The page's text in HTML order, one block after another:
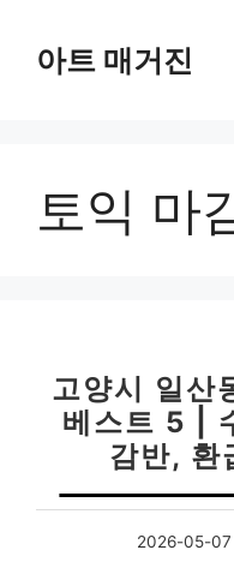
아트 매거진
토익 마
고양시 일산
베스트 5 |
감반, 환
2026-05-07